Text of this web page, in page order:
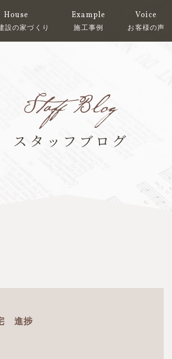
設の家づくり
House
施工事例
Example
お客様の声
Voice
スタッフブログ
進捗